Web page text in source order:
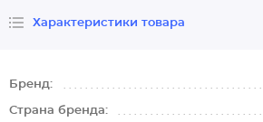
Характеристики товара
Бренд:
Страна бренда: